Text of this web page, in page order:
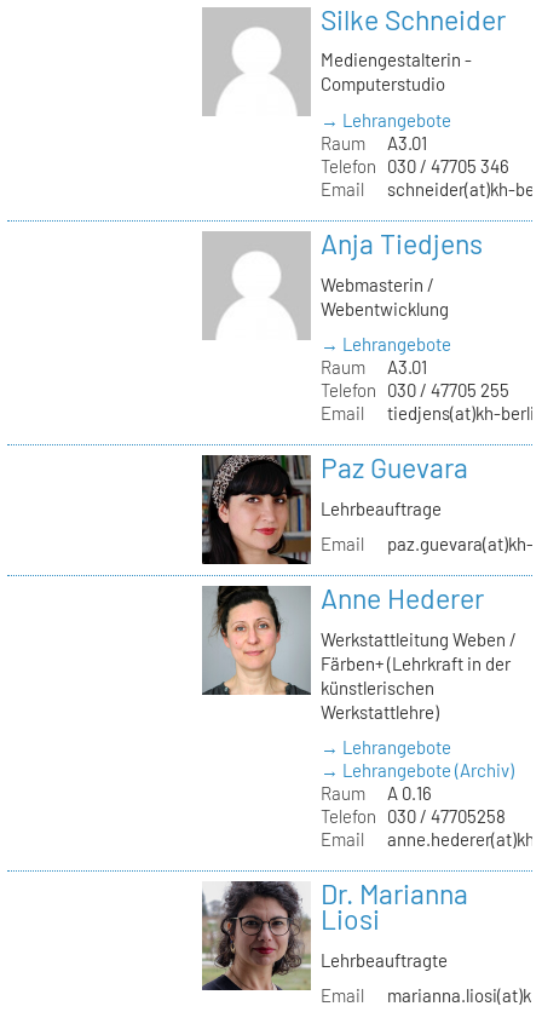
Silke Schneider
Mediengestalterin -
Computerstudio
→ Lehrangebote
Raum
A3.01
Telefon
030 / 47705 346
Email
schneider(at)kh-
Anja Tiedjens
Webmasterin /
Webentwicklung
→ Lehrangebote
Raum
A3.01
Telefon
030 / 47705 255
Email
tiedjens(at)kh-
Paz Guevara
Lehrbeauftrage
Email
paz.guevara(at)kh-
Anne Hederer
Werkstattleitung Weben /
Färben+ (Lehrkraft in der
künstlerischen
Werkstattlehre)
→ Lehrangebote
→ Lehrangebote (Archiv)
Raum
A 0.16
Telefon
030 / 47705258
Email
Dr. Marianna
Liosi
Lehrbeauftragte
Email